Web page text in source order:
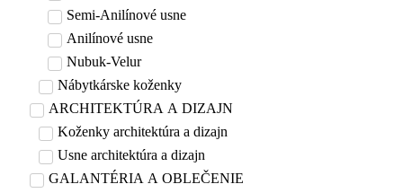
Semi-Anilínové usne
Anilínové usne
Nubuk-Velur
Nábytkárske koženky
ARCHITEKTÚRA A DIZAJN
Koženky architektúra a dizajn
Usne architektúra a dizajn
GALANTÉRIA A OBLEČENIE